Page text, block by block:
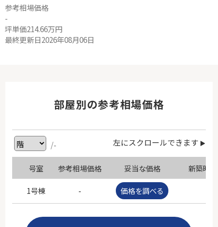
参考相場価格
-
坪単価214.66万円
最終更新日2026年08月06日
部屋別の参考相場価格
/- 左にスクロールできます
号室 参考相場価格 妥当な価格 新築時
1号棟 - 価格を調べる